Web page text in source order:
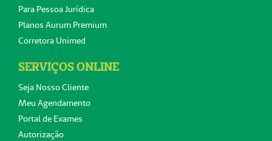
Para Pessoa Jurídica
Planos Aurum Premium
Corretora Unimed
SERVIÇOS ONLINE
Seja Nosso Cliente
Meu Agendamento
Portal de Exames
Autorização